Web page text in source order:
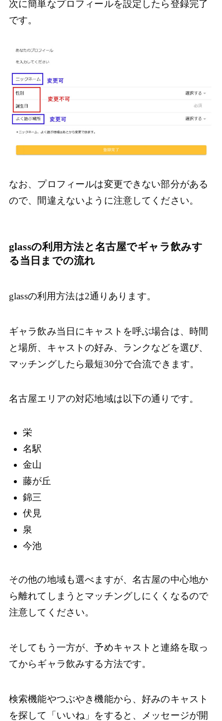
次に簡単なプロフィールを設定したら登録完了
です。
なお、プロフィールは変更できない部分がある
ので、間違えないように注意してください。
glassの利用方法と名古屋でギャラ飲みす
る当日までの流れ
glassの利用方法は2通りあります。
ギャラ飲み当日にキャストを呼ぶ場合は、時間
と場所、キャストの好み、ランクなどを選び、
マッチングしたら最短30分で合流できます。
名古屋エリアの対応地域は以下の通りです。
栄
名駅
金山
藤が丘
錦三
伏見
泉
今池
その他の地域も選べますが、名古屋の中心地か
ら離れてしまうとマッチングしにくくなるので
注意してください。
そしてもう一方が、予めキャストと連絡を取っ
てからギャラ飲みする方法です。
検索機能やつぶやき機能から、好みのキャスト
を探して「いいね」をすると、メッセージが開